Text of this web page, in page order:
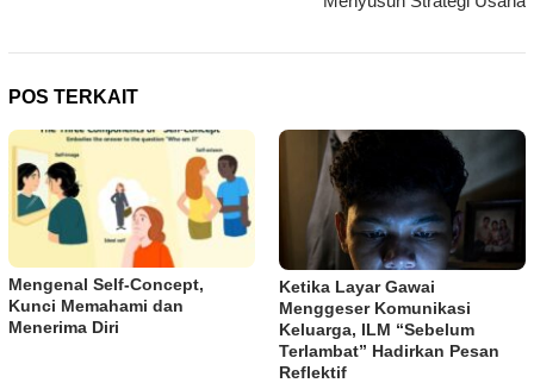
POS TERKAIT
Mengenal Self-Concept,
Kunci Memahami dan
Menerima Diri
Ketika Layar Gawai
Menggeser Komunikasi
Keluarga, ILM “Sebelum
Terlambat” Hadirkan Pesan
Reflektif